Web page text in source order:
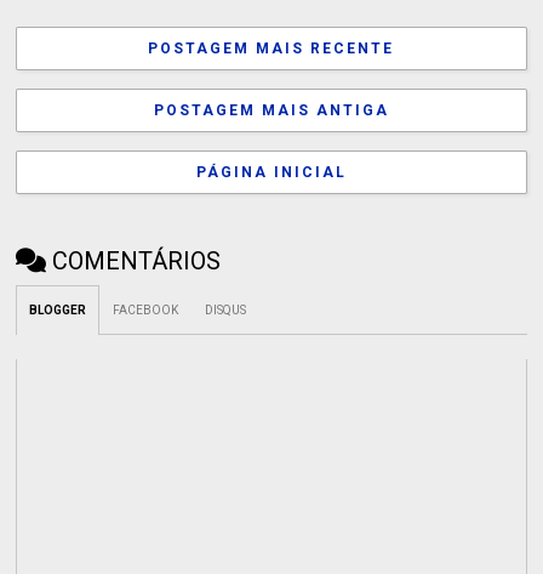
POSTAGEM MAIS RECENTE
POSTAGEM MAIS ANTIGA
PÁGINA INICIAL
COMENTÁRIOS
BLOGGER FACEBOOK DISQUS